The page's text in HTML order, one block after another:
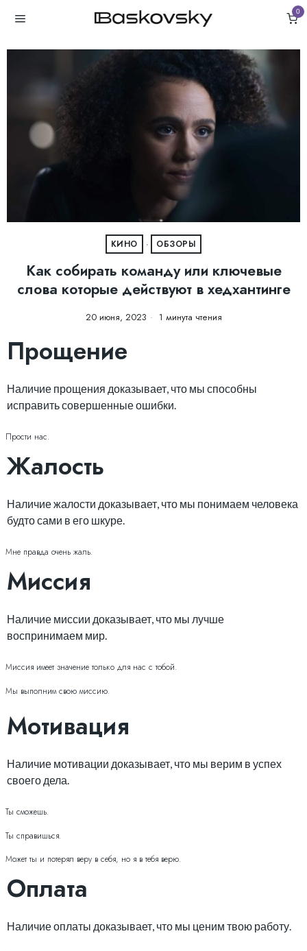
0
КИНО · ОБЗОРЫ
Как собирать команду или ключевые
слова которые действуют в хедхантинге
20 июня, 2023 1 минута чтения
Прощение
Наличие прощения доказывает, что мы способны
исправить совершенные ошибки.
Прости нас.
Жалость
Наличие жалости доказывает, что мы понимаем человека
будто сами в его шкуре.
Мне правда очень жаль.
Миссия
Наличие миссии доказывает, что мы лучше
воспринимаем мир.
Миссия имеет значение только для нас с тобой.
Мы выполним свою миссию.
Мотивация
Наличие мотивации доказывает, что мы верим в успех
своего дела.
Ты сможешь.
Ты справишься.
Может ты и потерял веру в себя, но я в тебя верю.
Оплата
Наличие оплаты доказывает, что мы ценим твою работу.